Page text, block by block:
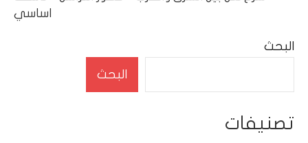
اساسي
البحث
البحث
تصنيفات